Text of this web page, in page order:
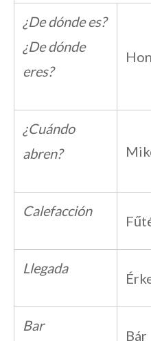
¿De dónde es?
¿De dónde
eres?
¿Cuándo
abren?
Calefacción
Llegada
Bar
Bár